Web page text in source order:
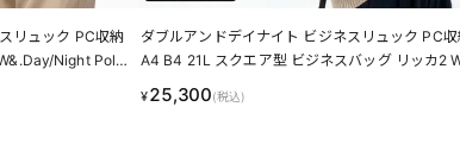
リュック PC収納
Night Polku
ダブルアンドデイナイト ビジネスリュック PC
A4 B4 21L スクエア型 ビジネスバッグ リッカ2
Day/Night 19153
¥25,300(税込)